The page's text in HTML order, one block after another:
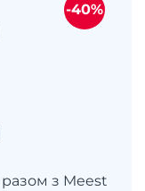
разом з Meest
-40%